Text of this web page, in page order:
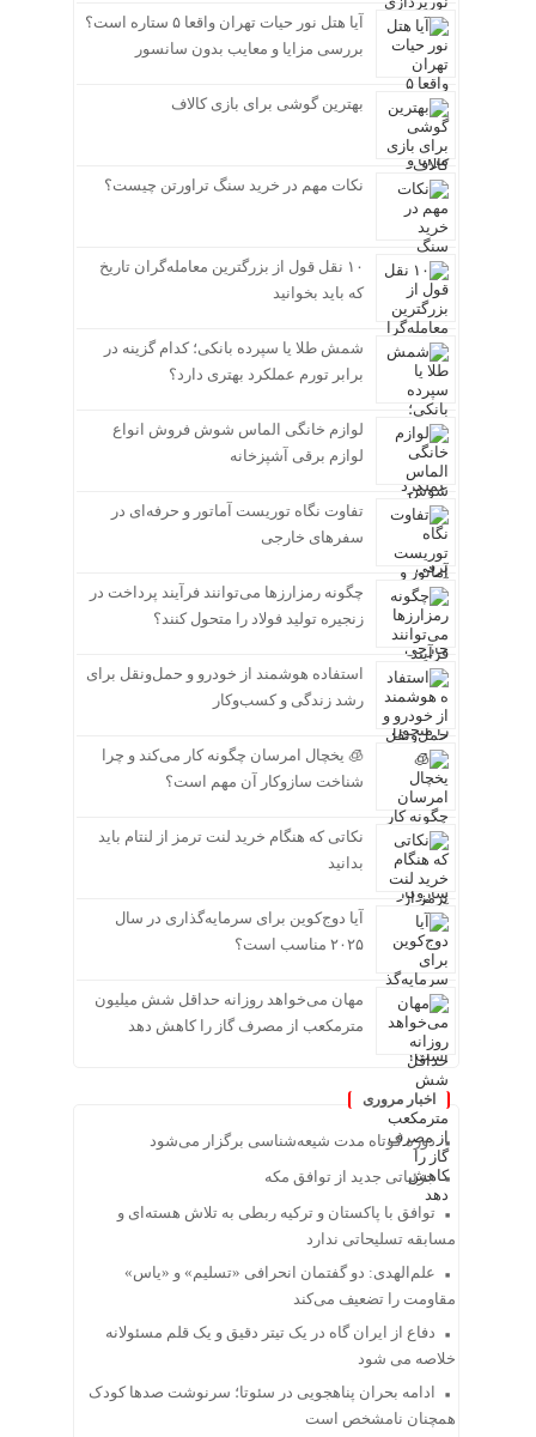
آیا هتل نور حیات تهران واقعا ۵ ستاره است؟
بررسی مزایا و معایب بدون سانسور
بهترین گوشی برای بازی کالاف
نکات مهم در خرید سنگ تراورتن چیست؟
۱۰ نقل قول از بزرگترین معامله‌گران تاریخ
که باید بخوانید
شمش طلا یا سپرده بانکی؛ کدام گزینه در
برابر تورم عملکرد بهتری دارد؟
لوازم خانگی الماس شوش فروش انواع
لوازم برقی آشپزخانه
تفاوت نگاه توریست آماتور و حرفه‌ای در
سفرهای خارجی
چگونه رمزارزها می‌توانند فرآیند پرداخت در
زنجیره تولید فولاد را متحول کنند؟
استفاده هوشمند از خودرو و حمل‌ونقل برای
رشد زندگی و کسب‌وکار
🧊 یخچال امرسان چگونه کار می‌کند و چرا
شناخت سازوکار آن مهم است؟
نکاتی که هنگام خرید لنت ترمز از لنتام باید
بدانید
آیا دوج‌کوین برای سرمایه‌گذاری در سال
۲۰۲۵ مناسب است؟
مهان می‌خواهد روزانه حداقل شش میلیون
مترمکعب از مصرف گاز را کاهش دهد
اخبار مروری
دوره کوتاه مدت شیعه‌شناسی برگزار می‌شود
جزئیاتی جدید از توافق مکه
توافق با پاکستان و ترکیه ربطی به تلاش هسته‌ای و
مسابقه تسلیحاتی ندارد
علم‌الهدی: دو گفتمان انحرافی «تسلیم» و «یاس»
مقاومت را تضعیف می‌کند
دفاع از ایران گاه در یک تیتر دقیق و یک قلم مسئولانه
خلاصه می شود
ادامه بحران پناهجویی در سئوتا؛ سرنوشت صدها کودک
همچنان نامشخص است